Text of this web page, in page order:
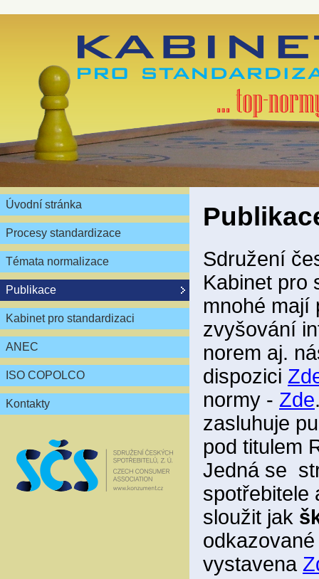
Úvodní stránka
Procesy standardizace
Témata normalizace
Publikace
Kabinet pro standardizaci
ANEC
ISO COPOLCO
Kontakty
Sdružení
Kabinet pro
mnohé mají
zvyšování
norem aj.
dispozici
normy - Zde
zasluhuje
pod titulem
Jedná se
spotřebitele
sloužit jak
vystavena